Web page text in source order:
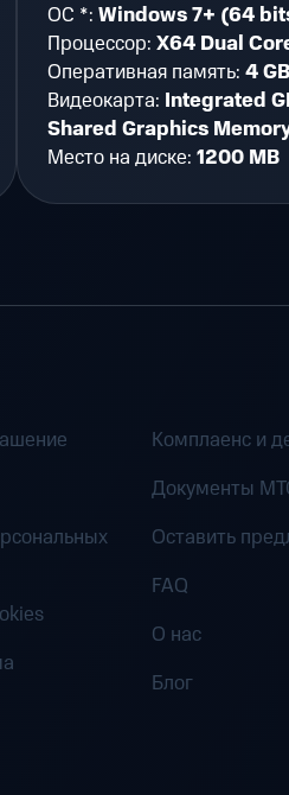
ОС *:Windows 7+ (64
Процессор:X64 Dual
Оперативная память:4
Видеокарта: Integrated
Shared Graphics
Место на диске:1200 MB
Комплаенс и
Документы
Оставить
FAQ
О нас
Блог